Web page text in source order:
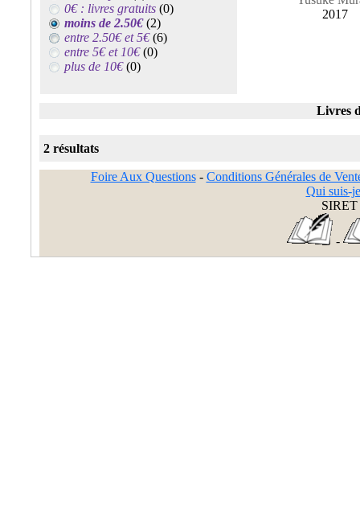
0€ : livres gratuits (0)
moins de 2.50€ (2)
entre 2.50€ et 5€(6)
entre 5€ et 10€(0)
plus de 10€(0)
2017
Livres
2 résultats
Foire Aux Questions- Conditions Générales de
Qui suis-
SIRET
-